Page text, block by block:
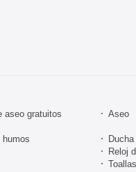
aseo gratuitos Aseo
humos Ducha
Reloj
Toallas